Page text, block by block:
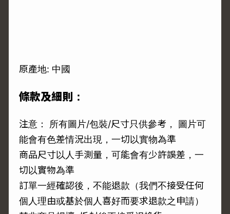
原產地: 中國
條款及細則：
注意： 所有圖片/包裝/尺寸只供參考， 圖片可
能會有色差情況出現，一切以實物為準
商品尺寸以人手測量，可能會有少許誤差，一
切以實物為準
訂單一經確認後，不能退款（我們不接受任何
個人理由或基於個人喜好而要求退款之申請）